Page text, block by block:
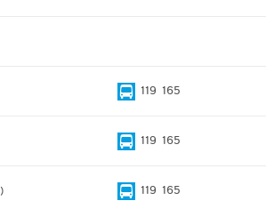
119 165
119 165
119 165